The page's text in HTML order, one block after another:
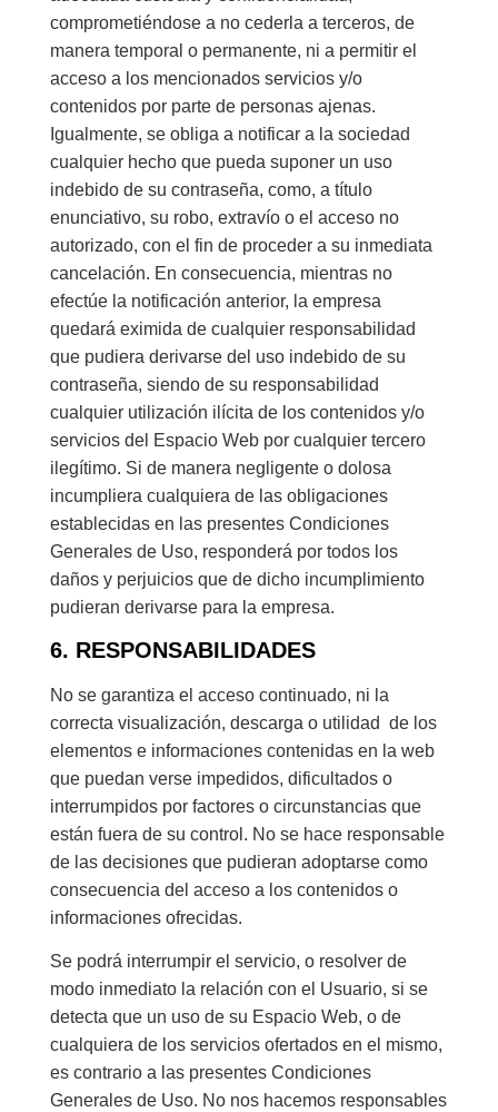
comprometiéndose a no cederla a terceros, de
manera temporal o permanente, ni a permitir el
acceso a los mencionados servicios y/o
contenidos por parte de personas ajenas.
Igualmente, se obliga a notificar a la sociedad
cualquier hecho que pueda suponer un uso
indebido de su contraseña, como, a título
enunciativo, su robo, extravío o el acceso no
autorizado, con el fin de proceder a su inmediata
cancelación. En consecuencia, mientras no
efectúe la notificación anterior, la empresa
quedará eximida de cualquier responsabilidad
que pudiera derivarse del uso indebido de su
contraseña, siendo de su responsabilidad
cualquier utilización ilícita de los contenidos y/o
servicios del Espacio Web por cualquier tercero
ilegítimo. Si de manera negligente o dolosa
incumpliera cualquiera de las obligaciones
establecidas en las presentes Condiciones
Generales de Uso, responderá por todos los
daños y perjuicios que de dicho incumplimiento
pudieran derivarse para la empresa.
6. RESPONSABILIDADES
No se garantiza el acceso continuado, ni la
correcta visualización, descarga o utilidad de los
elementos e informaciones contenidas en la web
que puedan verse impedidos, dificultados o
interrumpidos por factores o circunstancias que
están fuera de su control. No se hace responsable
de las decisiones que pudieran adoptarse como
consecuencia del acceso a los contenidos o
informaciones ofrecidas.
Se podrá interrumpir el servicio, o resolver de
modo inmediato la relación con el Usuario, si se
detecta que un uso de su Espacio Web, o de
cualquiera de los servicios ofertados en el mismo,
es contrario a las presentes Condiciones
Generales de Uso. No nos hacemos responsables